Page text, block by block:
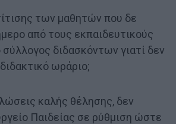
των μαθητών που δε
από τους εκπαιδευτικούς
σύλλογος διδασκόντων γιατί δεν
ωράριο;
καλής θέλησης, δεν
Παιδείας σε ρύθμιση ώστε